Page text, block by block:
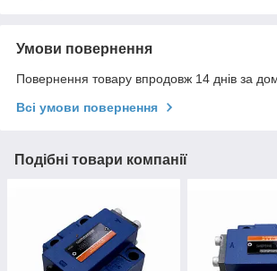
Умови повернення
Повернення товару впродовж 14 днів за
Всі умови повернення
Подібні товари компанії